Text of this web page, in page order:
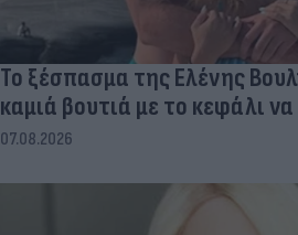
Το ξέσπασμα της Ελένης
καμιά βουτιά με το κεφάλι
07.08.2026